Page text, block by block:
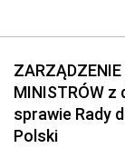
2014
2011
2008
2005
MINISTRÓW z
sprawie Rady
Polski